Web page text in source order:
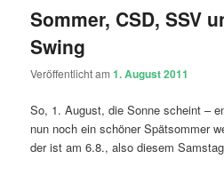
Sommer, CSD, SSV
Swing
Veröffentlicht am1. August 2011
So, 1. August, die Sonne scheint –
nun noch ein schöner Spätsommer
der ist am 6.8., also diesem